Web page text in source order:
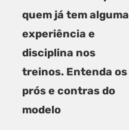
quem já tem alguma
experiência e
disciplina nos
treinos. Entenda os
prós e contras do
modelo